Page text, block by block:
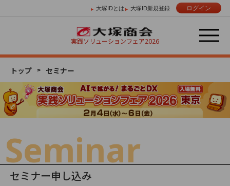
大塚IDとは 大塚ID新規登録 ログイン
実践ソリューションフェア2026
トップ セミナー
Seminar
セミナー申し込み
Day 01
2/4 （水） 2/5 （木） 2/6 （金）